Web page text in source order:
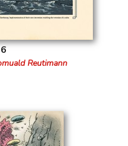
Reutimann